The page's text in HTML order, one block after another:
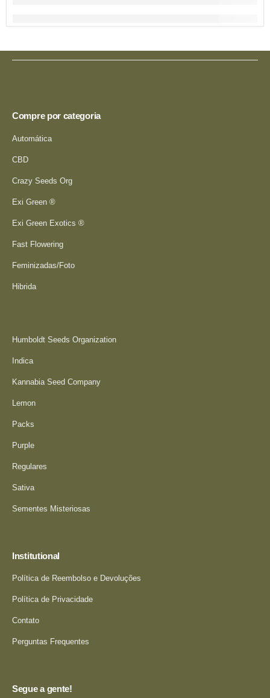
Compre por categoria
Automática
CBD
Crazy Seeds Org
Exi Green ®
Exi Green Exotics ®
Fast Flowering
Feminizadas/Foto
Hibrida
Humboldt Seeds Organization
Indica
Kannabia Seed Company
Lemon
Packs
Purple
Regulares
Sativa
Sementes Misteriosas
Institutional
Política de Reembolso e Devoluções
Política de Privacidade
Contato
Perguntas Frequentes
Segue a gente!